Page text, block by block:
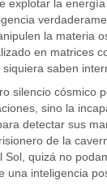
explotar la
la materia
en matrices
saben
silencio cósmico
sino la
detectar sus
de la
Sol, quizá no
una inteligencia